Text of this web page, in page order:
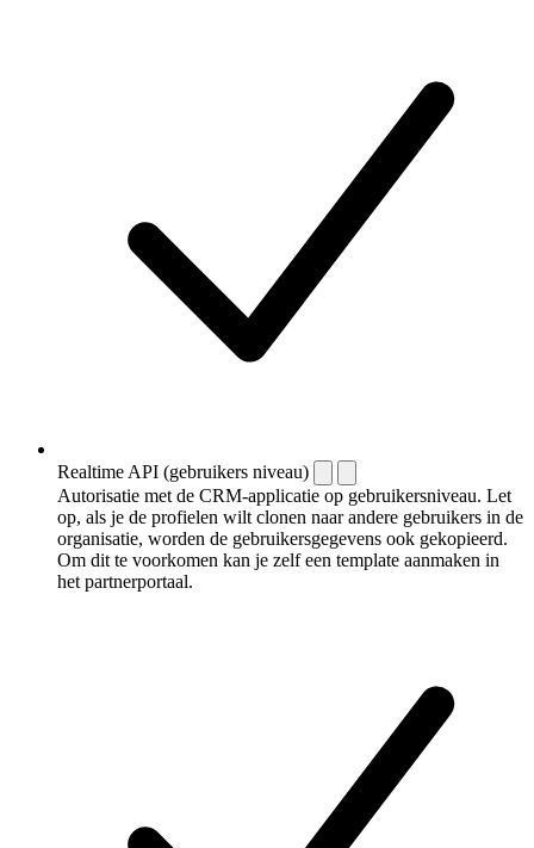
Realtime API (gebruikers niveau)
Autorisatie met de CRM-applicatie op gebruikersniveau. Let
op, als je de profielen wilt clonen naar andere gebruikers in de
organisatie, worden de gebruikersgegevens ook gekopieerd.
Om dit te voorkomen kan je zelf een template aanmaken in
het partnerportaal.